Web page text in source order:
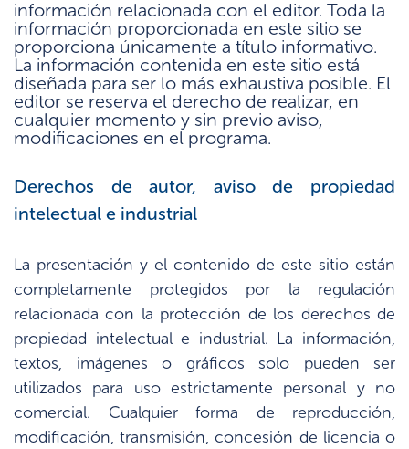
información relacionada con el editor. Toda la
información proporcionada en este sitio se
proporciona únicamente a título informativo.
La información contenida en este sitio está
diseñada para ser lo más exhaustiva posible. El
editor se reserva el derecho de realizar, en
cualquier momento y sin previo aviso,
modificaciones en el programa.
Derechos de autor, aviso de propiedad
intelectual e industrial
La presentación y el contenido de este sitio están
completamente protegidos por la regulación
relacionada con la protección de los derechos de
propiedad intelectual e industrial. La información,
textos, imágenes o gráficos solo pueden ser
utilizados para uso estrictamente personal y no
comercial. Cualquier forma de reproducción,
modificación, transmisión, concesión de licencia o